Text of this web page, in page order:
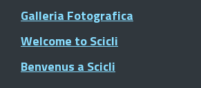
Galleria Fotografica
Welcome to Scicli
Benvenus a Scicli